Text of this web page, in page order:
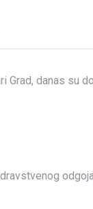
Grad, danas su